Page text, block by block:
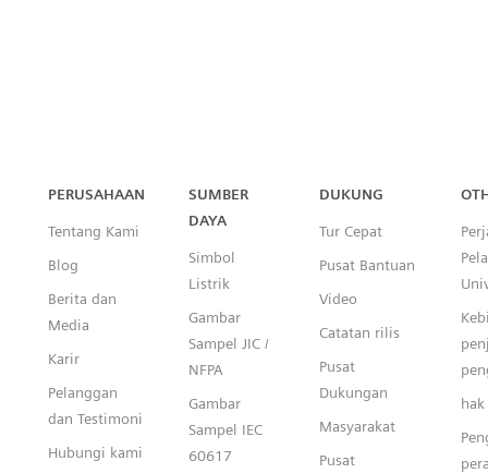
Capital™ X Panel Designer
PERUSAHAAN
Tentang Kami
Blog
Berita dan
Media
Karir
Pelanggan
dan Testimoni
Hubungi kami
SUMBER
DAYA
Simbol
Listrik
Gambar
Sampel JIC /
NFPA
Gambar
Sampel IEC
60617
DUKUNG
Tur Cepat
Pusat Bantuan
Video
Catatan rilis
Pusat
Dukungan
Masyarakat
Pusat